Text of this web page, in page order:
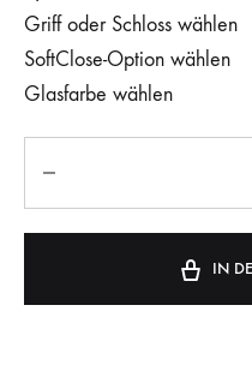
Griff oder Schloss wählen
SoftClose-Option wählen
Glasfarbe wählen
IN